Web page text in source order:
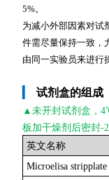
5%。
为减小外部因素对试
件需尽量保持一致，
由同一实验员来进行
试剂盒的组成
▲未开封试剂盒，
板加干燥剂后密封-
英文名称
Microelisa stripplate